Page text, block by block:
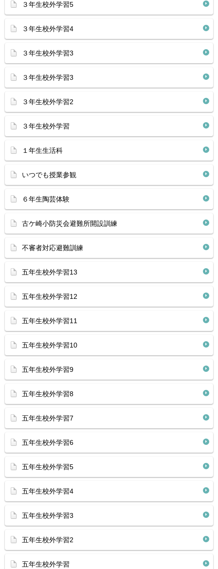
３年生校外学習5
３年生校外学習4
３年生校外学習3
３年生校外学習3
３年生校外学習2
３年生校外学習
１年生生活科
いつでも授業参観
６年生陶芸体験
古ケ崎小防災会避難所開設訓練
不審者対応避難訓練
五年生校外学習13
五年生校外学習12
五年生校外学習11
五年生校外学習10
五年生校外学習9
五年生校外学習8
五年生校外学習7
五年生校外学習6
五年生校外学習5
五年生校外学習4
五年生校外学習3
五年生校外学習2
五年生校外学習